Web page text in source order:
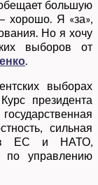
большую
хорошо. Я «за»,
Но я хочу
выборов от
выборах
президента
сильная
в ЕС и НАТО,
по управлению